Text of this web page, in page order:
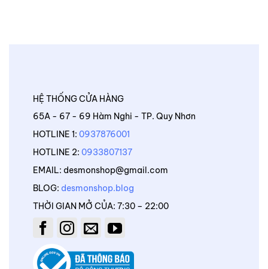
HỆ THỐNG CỬA HÀNG
65A - 67 - 69 Hàm Nghi - TP. Quy Nhơn
HOTLINE 1: 0937876001
HOTLINE 2: 0933807137
EMAIL: desmonshop@gmail.com
BLOG: desmonshop.blog
THỜI GIAN MỞ CỦA: 7:30 – 22:00